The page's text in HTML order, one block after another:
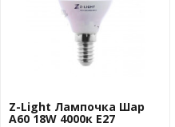
Z-Light Лампочка Шар
А60 18W 4000к Е27